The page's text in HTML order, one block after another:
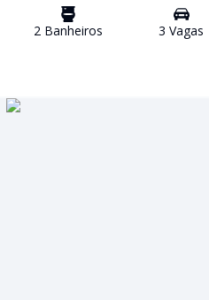
2Banheiros 3 Vagas